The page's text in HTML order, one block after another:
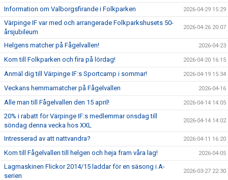
Information om Valborgsfirande i Folkparken 2026-04-29 15:29
Värpinge IF var med och arrangerade Folkparkshusets 50-
årsjubileum
2026-04-26 20:07
Helgens matcher på Fågelvallen! 2026-04-23
Kom till Folkparken och fira på lördag! 2026-04-20 16:15
Anmäl dig till Värpinge IF:s Sportcamp i sommar! 2026-04-19 15:34
Veckans hemmamatcher på Fågelvallen 2026-04-16
Alle man till Fågelvallen den 15 april! 2026-04-14 14:05
20% i rabatt för Värpinge IF:s medlemmar onsdag till
söndag denna vecka hos XXL
2026-04-14 14:02
Intresserad av att nattvandra? 2026-04-11 16:20
Kom till Fågelvallen till helgen och heja fram våra lag! 2026-04-05
Lagmaskinen Flickor 2014/15 laddar för en säsong i A-
serien
2026-03-27 22:30